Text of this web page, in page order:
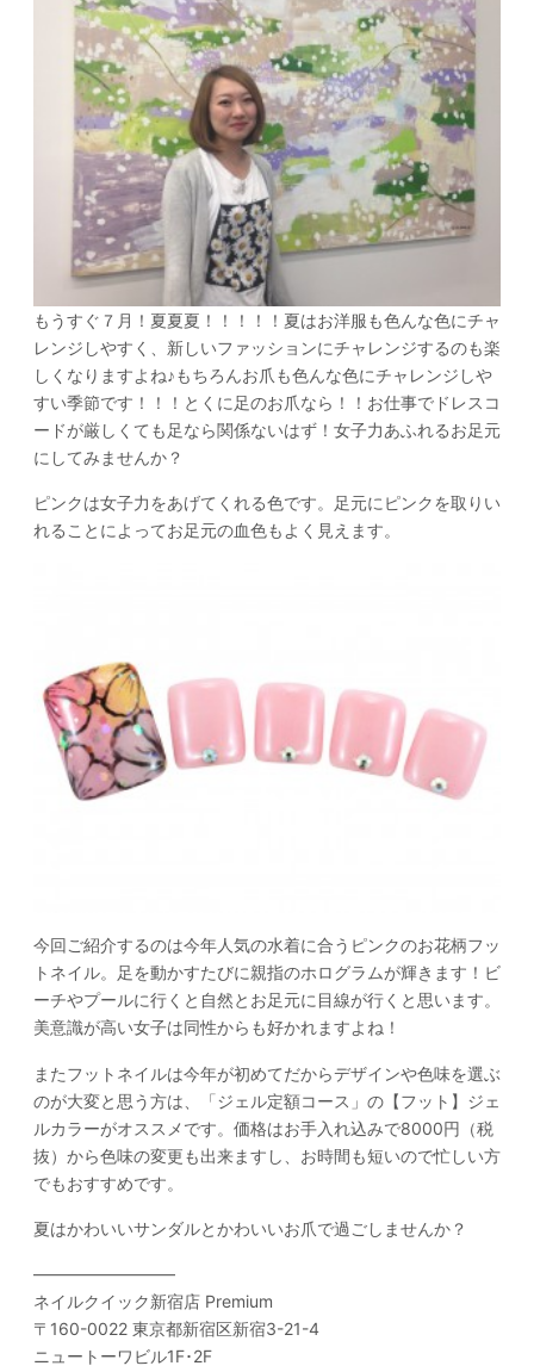
もうすぐ７月！夏夏夏！！！！！夏はお洋服も色んな色にチャ
レンジしやすく、新しいファッションにチャレンジするのも楽
しくなりますよね♪もちろんお爪も色んな色にチャレンジしや
すい季節です！！！とくに足のお爪なら！！お仕事でドレスコ
ードが厳しくても足なら関係ないはず！女子力あふれるお足元
にしてみませんか？
ピンクは女子力をあげてくれる色です。足元にピンクを取りい
れることによってお足元の血色もよく見えます。
今回ご紹介するのは今年人気の水着に合うピンクのお花柄フッ
トネイル。足を動かすたびに親指のホログラムが輝きます！ビ
ーチやプールに行くと自然とお足元に目線が行くと思います。
美意識が高い女子は同性からも好かれますよね！
またフットネイルは今年が初めてだからデザインや色味を選ぶ
のが大変と思う方は、「ジェル定額コース 」の 【フット】ジェ
ルカラーがオススメです。価格はお手入れ込みで8000円（税
抜）から色味の変更も出来ますし、お時間も短いので忙しい方
でもおすすめです。
夏はかわいいサンダルとかわいいお爪で過ごしませんか？
————————–
ネイルクイック新宿店 Premium
〒160-0022 東京都新宿区新宿3-21-4
ニュートーワビル1F･2F